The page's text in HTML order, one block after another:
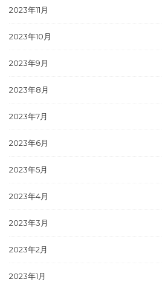
2023年11月
2023年10月
2023年9月
2023年8月
2023年7月
2023年6月
2023年5月
2023年4月
2023年3月
2023年2月
2023年1月